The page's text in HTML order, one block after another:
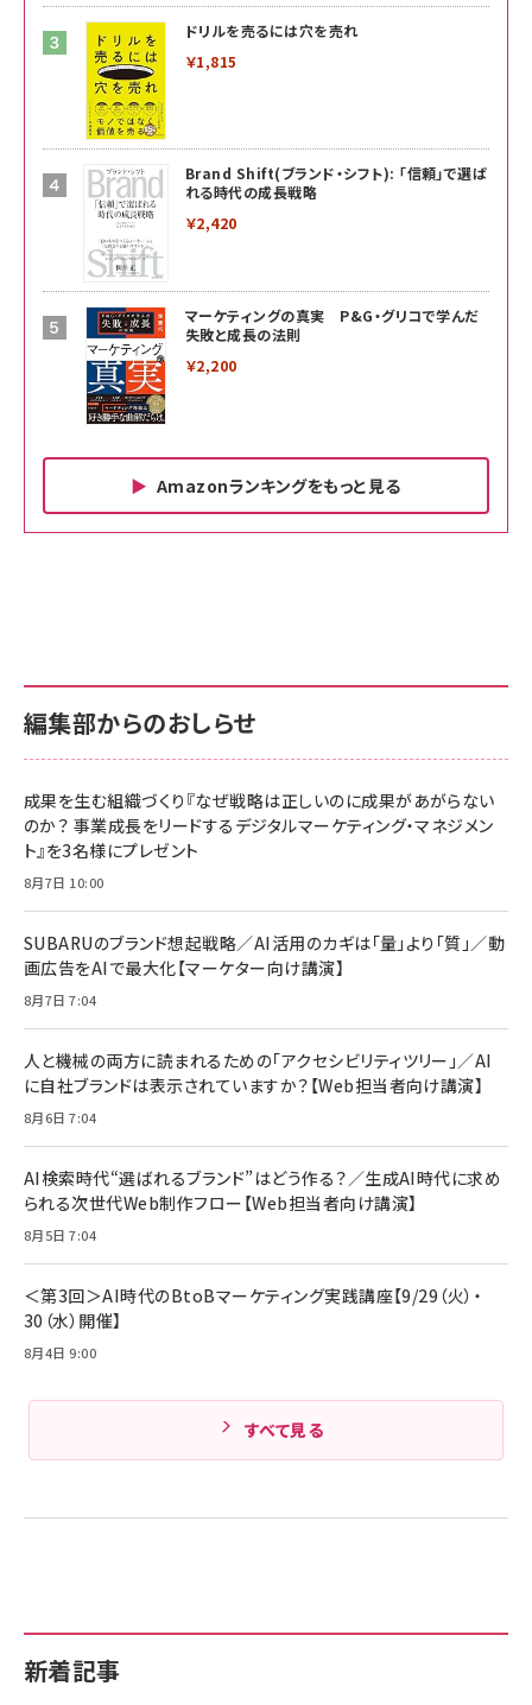
ドリルを売るには穴を売れ
￥1,815
Brand Shift(ブランド・シフト): 「信頼」で選ば
れる時代の成長戦略
￥2,420
マーケティングの真実 P&G・グリコで学んだ
失敗と成長の法則
￥2,200
Amazonランキングをもっと見る
￥880
anan(アンアン)2026/06/24号 No.2500増
刊 スペシャルエディション[王道エンタメの矜
￥1,100
anan(アンアン)2026/07/08号 No.2502[2026
￥880
ママ投資家が育休中に１億貯めた株式投資
組織の成果を最大化する ルールのデザイン
￥1,980
Amazonランキングをもっと見る
内サポート正規品 メーカー保証5年
KLMEA128G
NIMASO ガラスフィルム iPhone 17 用 保護
止 貼りやすい ガイド枠付き いPhone17 (6.3
インチ) 対応 2枚セット DSP25F1698
￥1,599
￥6,980
全ワイヤレスイヤホン/アクティブノイズキャンセリ
技術基準適合】ブラック
￥5,990
ケーブル Anker絡まないケーブル 240W 結束バン
ド付き USB PD対応 シリコン素材採用 iPhone
17 / 16 / 15 / Galaxy iPad Pro MacBook
Pro/Air 各種対応 (1.8m ミッドナイトブラック)
￥1,890
内サポート正規品 メーカー保証5年
KLMEA128G
Amazon eギフトカード - Amazonロゴ - ク
￥5,000
Anker PowerLine III Flow USB-C & USB-C
Pro/Air 各種対応 (1.8m ミッドナイトブラック)
￥1,890
サッポロ 生ビール 黒ラベル 350ml 缶 24本 ビー
ル ケース買い【6/30応募〆切! 黒ラベルビヤセラー
￥4,857
新着記事
編集部からのおしらせ
成果を生む組織づくり『なぜ戦略は正しいのに成果があがらない
のか？ 事業成長をリードするデジタルマーケティング・マネジメン
ト』を3名様にプレゼント
8月7日 10:00
SUBARUのブランド想起戦略／AI活用のカギは「量」より「質」／動
画広告をAIで最大化【マーケター向け講演】
8月7日 7:04
人と機械の両方に読まれるための「アクセシビリティツリー」／AI
に自社ブランドは表示されていますか？【Web担当者向け講演】
8月6日 7:04
AI検索時代“選ばれるブランド”はどう作る？／生成AI時代に求め
られる次世代Web制作フロー【Web担当者向け講演】
8月5日 7:04
＜第3回＞AI時代のBtoBマーケティング実践講座【9/29（火）・
30（水）開催】
8月4日 9:00
すべて見る